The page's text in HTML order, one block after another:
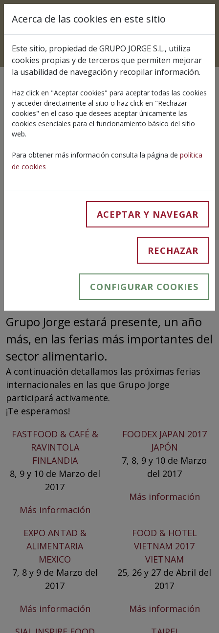
Pasar al contenido principal
Select your
26 JANUARY 2017
Próximas Ferias 2017
Jorge Pork Meat
Grupo Jorge estará presente, un año
más, en las ferias más importantes del
sector alimentario.
A continuación detallamos las próximas ferias
internacionales en las que Grupo Jorge
participará activamente.
¡Te esperamos!
FASTFOOD & CAFÉ &
RAVINTOLA
FINLANDIA
8, 9 y 10 de Marzo del
2017
Más información
FOODEX JAPAN 2017
JAPÓN
7, 8, 9 y 10 de Marzo
del 2017
Más información
EXPO ANTAD &
ALIMENTARIA
MEXICO
7, 8 y 9 de Marzo del
2017
Más información
FOOD & HOTEL
VIETNAM 2017
VIETNAM
25, 26 y 27 de Abril del
2017
Más información
Acerca de las cookies en este sitio
Este sitio, propiedad de GRUPO JORGE S.L., utiliza
cookies propias y de terceros que permiten mejorar
la usabilidad de navegación y recopilar información.
Haz click en "Aceptar cookies" para aceptar todas las cookies
y acceder directamente al sitio o haz click en "Rechazar
cookies" en el caso que desees aceptar únicamente las
cookies esenciales para el funcionamiento básico del sitio
web.
Para obtener más información consulta la página de política
de cookies
ACEPTAR Y NAVEGAR
RECHAZAR
CONFIGURAR COOKIES